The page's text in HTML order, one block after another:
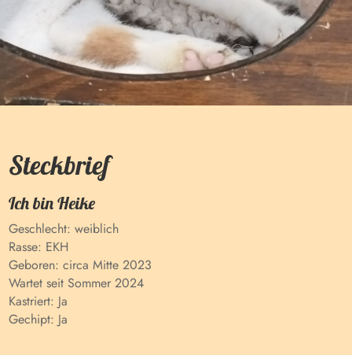
Steckbrief
Ich binHeike
Geschlecht:weiblich
Rasse: EKH
Geboren:circa Mitte 2023
Wartet seitSommer 2024
Kastriert: Ja
Gechipt: Ja